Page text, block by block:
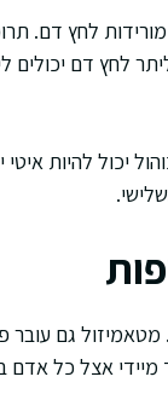
לחץ דם.
ליתר לחץ דם
יכול להיות איטי
גם עובר
מיידי אצל כל